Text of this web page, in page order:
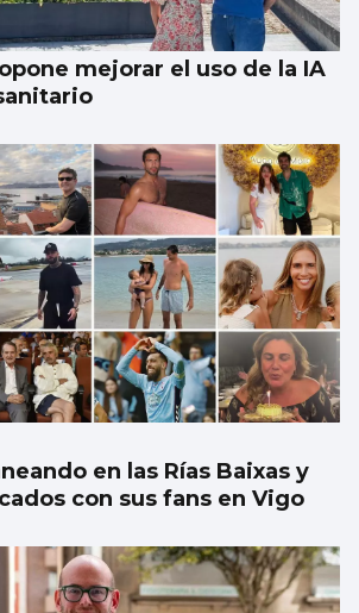
mejorar el uso de la IA
en las Rías Baixas y
con sus fans en Vigo